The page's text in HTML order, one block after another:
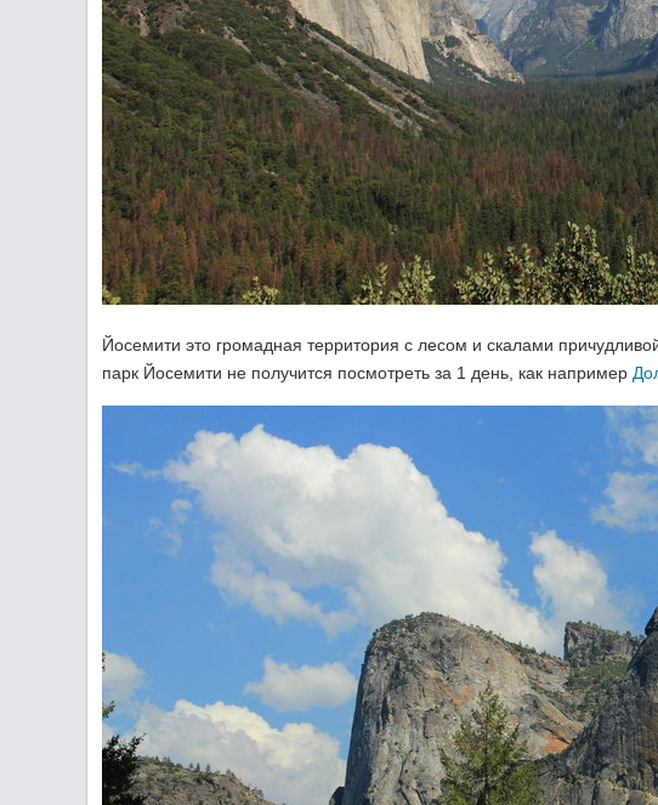
Йосемити это громадная территория с лесом и скалами
парк Йосемити не получится посмотреть за 1 день, как например